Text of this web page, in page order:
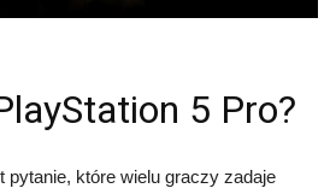
5 Pro?
pytanie, które wielu graczy zadaje